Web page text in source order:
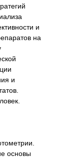
и
на
и
основы